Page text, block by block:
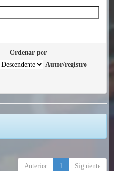
Ordenar por
Autor/registro
Anterior 1 Siguiente